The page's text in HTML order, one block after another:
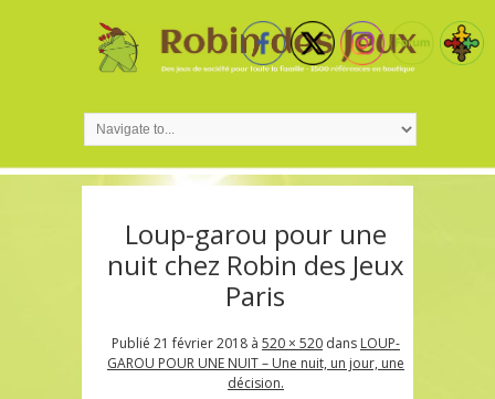
Loup-garou pour une
nuit chez Robin des Jeux
Paris
Publié 21 février 2018à 520 × 520dans LOUP-
GAROU POUR UNE NUIT – Une nuit, un jour, une
décision.